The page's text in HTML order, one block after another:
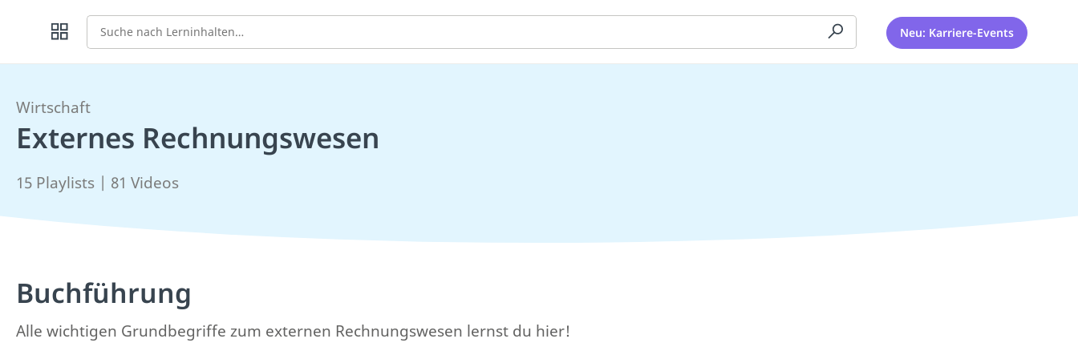
Suche Neu: Karriere-Events
Wirtschaft
Externes Rechnungswesen
15 Playlists | 81 Videos
Buchführung
Alle wichtigen Grundbegriffe zum externen Rechnungswesen lernst du hier!